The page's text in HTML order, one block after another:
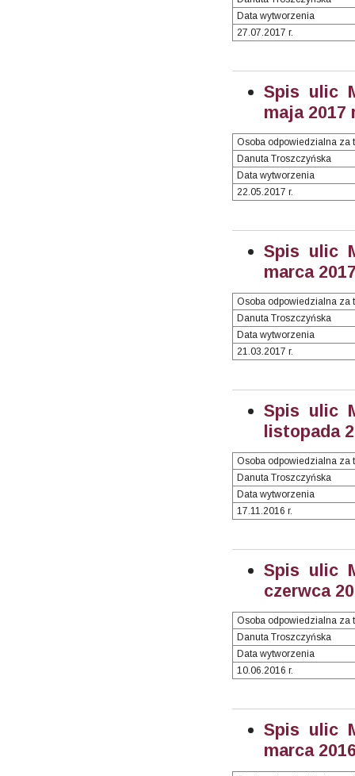
Data wytworzenia
27.07.2017 r.
Spis ulic
maja 2017
Osoba odpowiedzialna za
Danuta Troszczyńska
Data wytworzenia
22.05.2017 r.
Spis ulic
marca
Osoba odpowiedzialna za
Danuta Troszczyńska
Data wytworzenia
21.03.2017 r.
Spis ulic
listopada
Osoba odpowiedzialna za
Danuta Troszczyńska
Data wytworzenia
17.11.2016 r.
Spis ulic
czerwca
Osoba odpowiedzialna za
Danuta Troszczyńska
Data wytworzenia
10.06.2016 r.
Spis ulic
marca